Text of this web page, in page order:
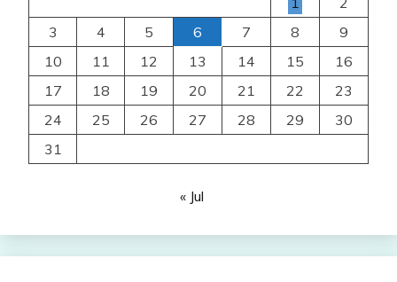
3
4 5 6 7 8
9
10
11 12 13 14 15
16
17
18 19 20 21 22
23
24
25 26 27 28 29
30
31
« Jul